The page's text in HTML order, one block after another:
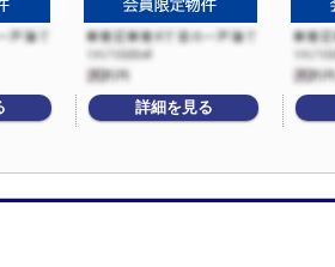
詳細を見る